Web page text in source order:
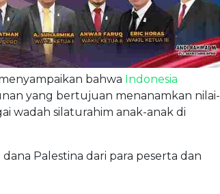
bahwa Indonesia
yang bertujuan menanamkan nilai-
wadah silaturahim anak-anak di
Palestina dari para peserta dan